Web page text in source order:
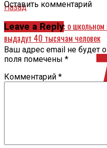
Назад
Масштабный опрос о
выдадут 40 тысячам человек
Оставить комментарий
Leave a Reply
Ваш адрес email не будет
поля помечены *
Комментарий *